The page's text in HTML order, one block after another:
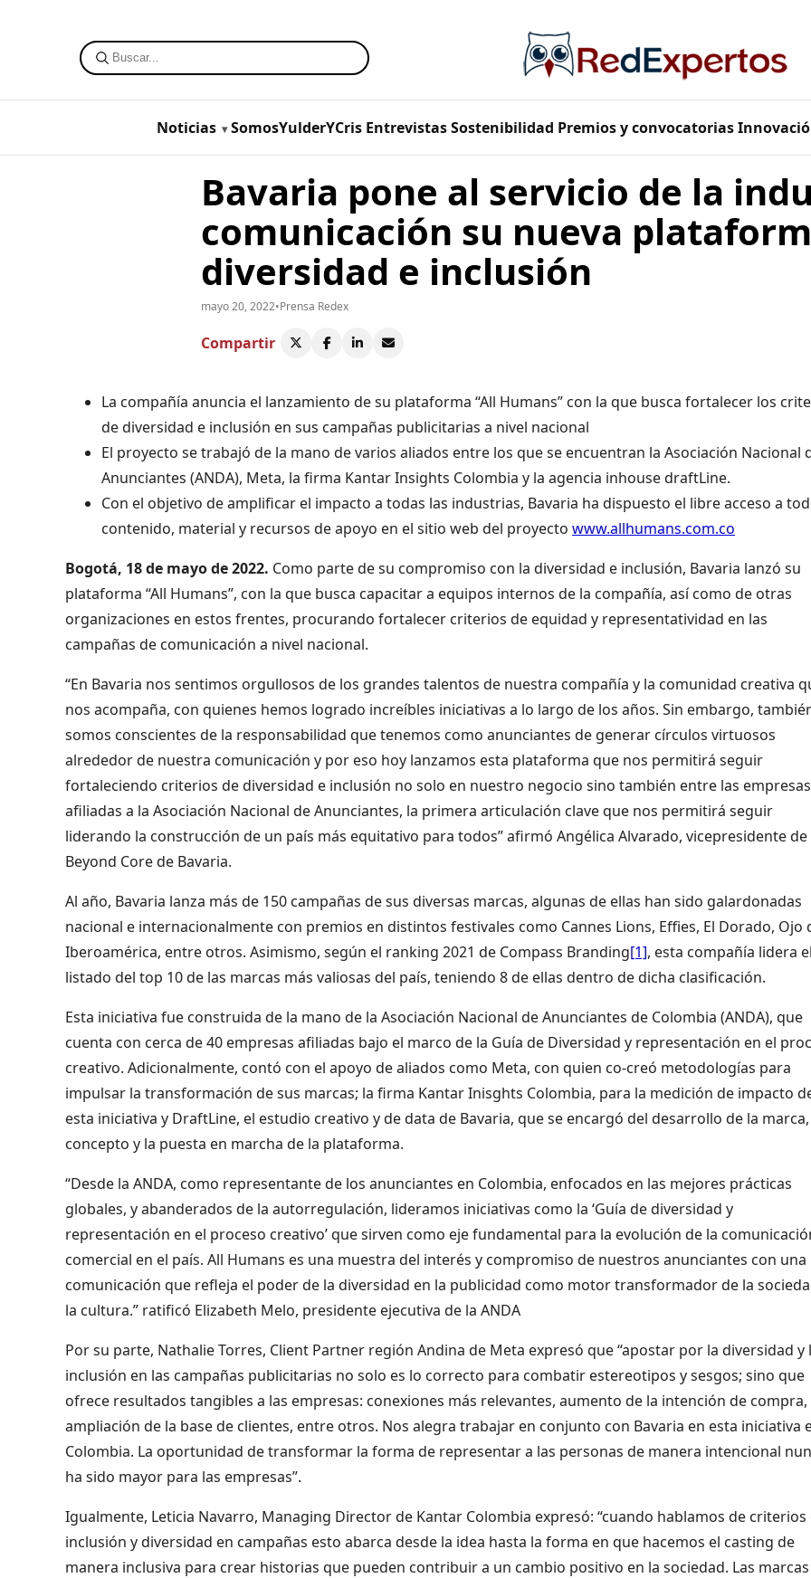
Noticias SomosYulderYCris Entrevistas Sostenibilidad Premios y convocatorias
Bavaria pone al servicio de la
comunicación su nueva
diversidad e inclusión
mayo 20, 2022•Prensa Redex
Compartir
La compañía anuncia el lanzamiento de su plataforma “All Humans” con la que busca fortalecer los
de diversidad e inclusión en sus campañas publicitarias a nivel nacional
El proyecto se trabajó de la mano de varios aliados entre los que se encuentran la Asociación Nacional
Anunciantes (ANDA), Meta, la firma Kantar Insights Colombia y la agencia inhouse draftLine.
Con el objetivo de amplificar el impacto a todas las industrias, Bavaria ha dispuesto el libre acceso a
contenido, material y recursos de apoyo en el sitio web del proyecto www.allhumans.com.co
Bogotá, 18 de mayo de 2022. Como parte de su compromiso con la diversidad e inclusión, Bavaria lanzó su
plataforma “All Humans”, con la que busca capacitar a equipos internos de la compañía, así como de otras
organizaciones en estos frentes, procurando fortalecer criterios de equidad y representatividad en las
campañas de comunicación a nivel nacional.
“En Bavaria nos sentimos orgullosos de los grandes talentos de nuestra compañía y la comunidad creativa
nos acompaña, con quienes hemos logrado increíbles iniciativas a lo largo de los años. Sin embargo,
somos conscientes de la responsabilidad que tenemos como anunciantes de generar círculos virtuosos
alrededor de nuestra comunicación y por eso hoy lanzamos esta plataforma que nos permitirá seguir
fortaleciendo criterios de diversidad e inclusión no solo en nuestro negocio sino también entre las empresas
afiliadas a la Asociación Nacional de Anunciantes, la primera articulación clave que nos permitirá seguir
liderando la construcción de un país más equitativo para todos” afirmó Angélica Alvarado, vicepresidente de
Beyond Core de Bavaria.
Al año, Bavaria lanza más de 150 campañas de sus diversas marcas, algunas de ellas han sido galardonadas
nacional e internacionalmente con premios en distintos festivales como Cannes Lions, Effies, El Dorado, Ojo
Iberoamérica, entre otros. Asimismo, según el ranking 2021 de Compass Branding[1], esta compañía lidera el
listado del top 10 de las marcas más valiosas del país, teniendo 8 de ellas dentro de dicha clasificación.
Esta iniciativa fue construida de la mano de la Asociación Nacional de Anunciantes de Colombia (ANDA), que
cuenta con cerca de 40 empresas afiliadas bajo el marco de la Guía de Diversidad y representación en el
creativo. Adicionalmente, contó con el apoyo de aliados como Meta, con quien co-creó metodologías para
impulsar la transformación de sus marcas; la firma Kantar Inisghts Colombia, para la medición de impacto
esta iniciativa y DraftLine, el estudio creativo y de data de Bavaria, que se encargó del desarrollo de la
concepto y la puesta en marcha de la plataforma.
“Desde la ANDA, como representante de los anunciantes en Colombia, enfocados en las mejores prácticas
globales, y abanderados de la autorregulación, lideramos iniciativas como la ‘Guía de diversidad y
representación en el proceso creativo’ que sirven como eje fundamental para la evolución de la
comercial en el país. All Humans es una muestra del interés y compromiso de nuestros anunciantes con una
comunicación que refleja el poder de la diversidad en la publicidad como motor transformador de la
la cultura.” ratificó Elizabeth Melo, presidente ejecutiva de la ANDA
Por su parte, Nathalie Torres, Client Partner región Andina de Meta expresó que “apostar por la diversidad y
inclusión en las campañas publicitarias no solo es lo correcto para combatir estereotipos y sesgos; sino que
ofrece resultados tangibles a las empresas: conexiones más relevantes, aumento de la intención de compra,
ampliación de la base de clientes, entre otros. Nos alegra trabajar en conjunto con Bavaria en esta iniciativa
Colombia. La oportunidad de transformar la forma de representar a las personas de manera intencional
ha sido mayor para las empresas”.
Igualmente, Leticia Navarro, Managing Director de Kantar Colombia expresó: “cuando hablamos de criterios
inclusión y diversidad en campañas esto abarca desde la idea hasta la forma en que hacemos el casting de
manera inclusiva para crear historias que pueden contribuir a un cambio positivo en la sociedad. Las marcas